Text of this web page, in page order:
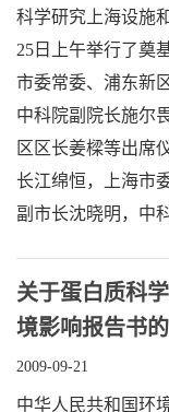
科学研究上海设施
25日上午举行了奠
市委常委、浦东新
中科院副院长施尔
区区长姜樑等出席
长江绵恒，上海市
副市长沈晓明，中
关于蛋白质科
境影响报告书的
2009-09-21
中华人民共和国环